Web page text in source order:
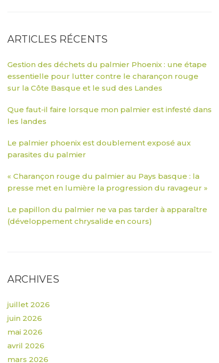
ARTICLES RÉCENTS
Gestion des déchets du palmier Phoenix : une étape
essentielle pour lutter contre le charançon rouge
sur la Côte Basque et le sud des Landes
Que faut-il faire lorsque mon palmier est infesté dans
les landes
Le palmier phoenix est doublement exposé aux
parasites du palmier
« Charançon rouge du palmier au Pays basque : la
presse met en lumière la progression du ravageur »
Le papillon du palmier ne va pas tarder à apparaître
(développement chrysalide en cours)
ARCHIVES
juillet 2026
juin 2026
mai 2026
avril 2026
mars 2026